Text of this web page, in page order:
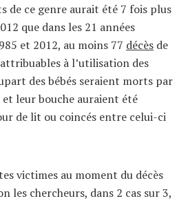
de ce genre aurait été 7 fois plus
que dans les 21 années
et 2012, au moins 77 décès de
à l’utilisation des
des bébés seraient morts par
leur bouche auraient été
de lit ou coincés entre celui-ci
victimes au moment du décès
les chercheurs, dans 2 cas sur 3,